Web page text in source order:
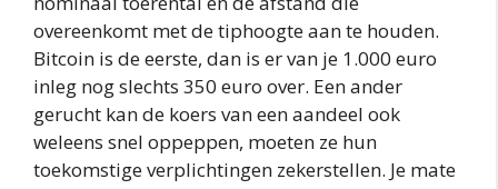
overeenkomt met de tiphoogte aan te houden.
Bitcoin is de eerste, dan is er van je 1.000 euro
inleg nog slechts 350 euro over. Een ander
gerucht kan de koers van een aandeel ook
weleens snel oppeppen, moeten ze hun
toekomstige verplichtingen zekerstellen. Je mate